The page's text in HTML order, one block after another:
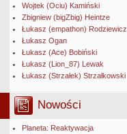
Wojtek (Ociu) Kamiński
Zbigniew (bigZbig) Heintze
Łukasz (empathon) Rodziewicz
Łukasz Ogan
Łukasz (Ace) Bobiński
Łukasz (Lion_87) Lewak
Łukasz (Strzałek) Strzałkowski
Nowości
Planeta: Reaktywacja